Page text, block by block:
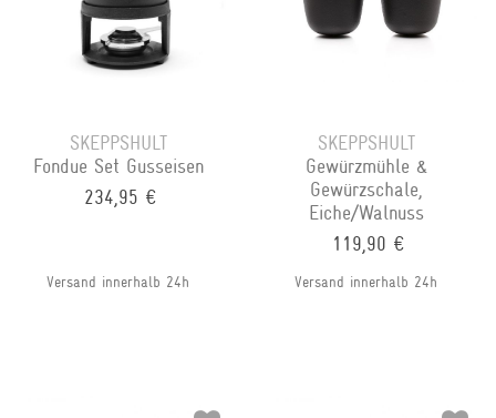
SKEPPSHULT
Fondue Set Gusseisen
234,95 €
Versand innerhalb 24h
SKEPPSHULT
Gewürzmühle &
Gewürzschale,
Eiche/Walnuss
119,90 €
Versand innerhalb 24h